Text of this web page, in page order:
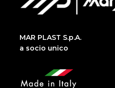
MAR PLAST S.p.A.
a socio unico